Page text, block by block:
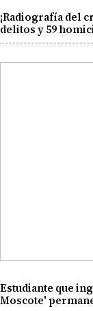
¡Radiografía del
delitos y 59
Estudiante que
Moscote'